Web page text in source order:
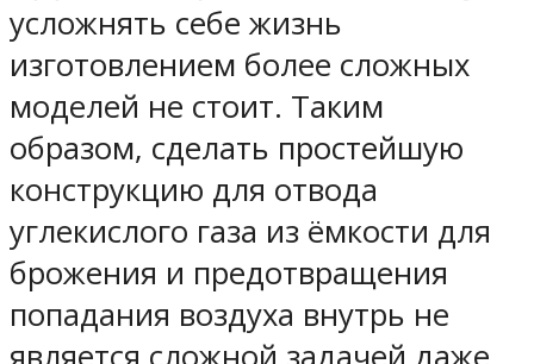
усложнять себе жизнь
изготовлением более сложных
моделей не стоит. Таким
образом, сделать простейшую
конструкцию для отвода
углекислого газа из ёмкости для
брожения и предотвращения
попадания воздуха внутрь не